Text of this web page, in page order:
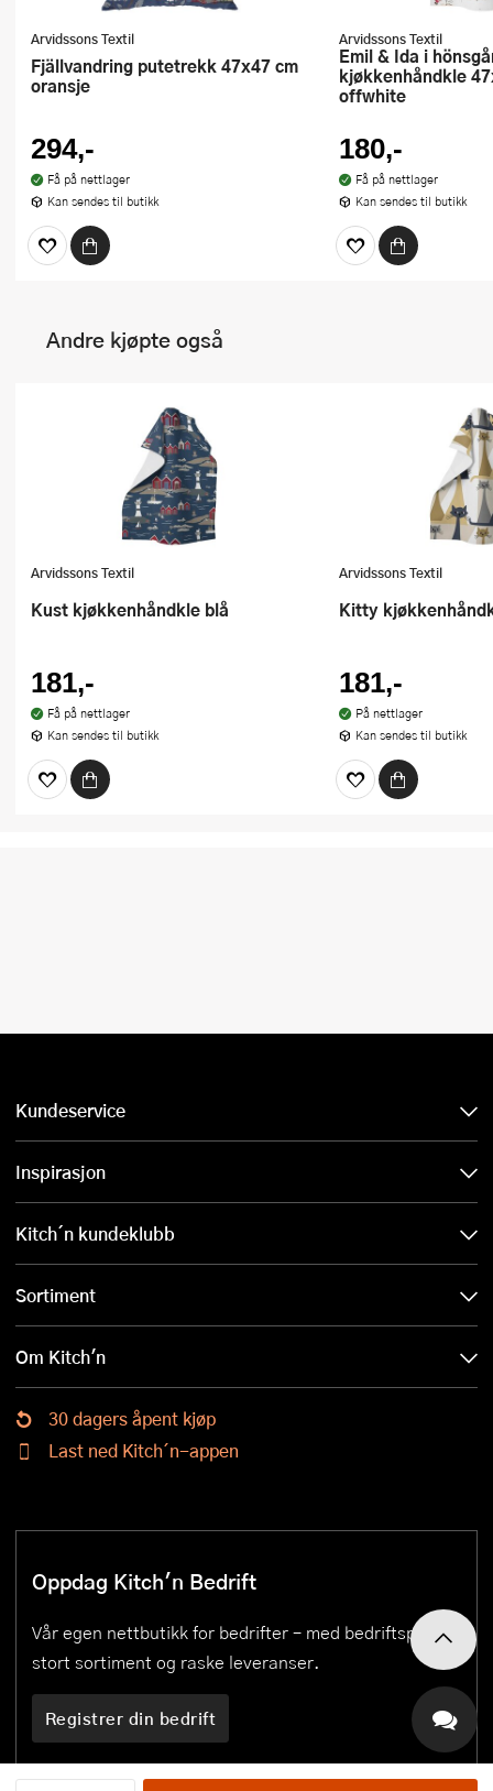
Arvidssons Textil
Fjällvandring putetrekk 47x47 cm
oransje
294,-
Få på nettlager
Kan sendes til butikk
Arvidssons Textil
Emil & Ida i hönsgården
kjøkkenhåndkle
offwhite
180,-
Få på nettlager
Kan sendes til butikk
Andre kjøpte også
Arvidssons Textil
Kust kjøkkenhåndkle blå
181,-
Få på nettlager
Kan sendes til butikk
Arvidssons Textil
Kitty
181,-
På nettlager
Kan sendes til butikk
Kundeservice
Inspirasjon
Kitch´n kundeklubb
Sortiment
Om Kitch'n
30 dagers åpent kjøp
Last ned Kitch´n-appen
Oppdag Kitch'n Bedrift
Vår egen nettbutikk for bedrifter – med bedriftspriser,
stort sortiment og raske leveranser.
Registrer din bedrift